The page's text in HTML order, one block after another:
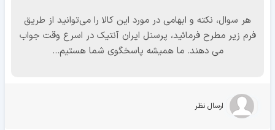
هر سوال، نکته و ابهامی در مورد این کالا را می‌توانید از طریق
فرم زیر مطرح فرمائید، پرسنل ایران آنتیک در اسرع وقت جواب
می دهند. ما همیشه پاسخگوی شما هستیم...
ارسال نظر